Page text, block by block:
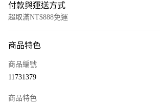
付款與運送方式
超取滿NT$888免運
信用卡一次付款
商品特色
商品編號
11731379
商品特色